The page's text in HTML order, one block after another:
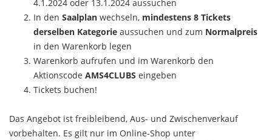
4.1.2024 oder 13.1.2024 aussuchen
In den Saalplan wechseln, mindestens 8 Tickets
derselben Kategorie aussuchen und zum Normalpreis
in den Warenkorb legen
Warenkorb aufrufen und im Warenkorb den
Aktionscode AMS4CLUBS eingeben
Tickets buchen!
Das Angebot ist freibleibend, Aus- und Zwischenverkauf
vorbehalten. Es gilt nur im Online-Shop unter